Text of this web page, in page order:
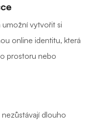
vytvořit si
online identitu, která
prostoru nebo
dlouho